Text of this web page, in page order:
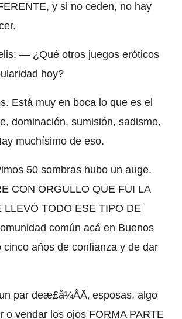
y si no ceden, no hay
— ¿Qué otros juegos eróticos
hoy?
Está muy en boca lo que es el
dominación, sumisión, sadismo,
muchísimo de eso.
50 sombras hubo un auge.
CON ORGULLO QUE FUI LA
LLEVÓ TODO ESE TIPO DE
común acá en Buenos
cinco años de confianza y de dar
par deæ­£å¼ÂÃ‚ esposas, algo
o vendar los ojos FORMA PARTE